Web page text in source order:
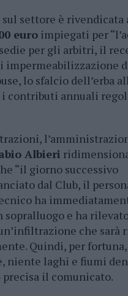
sul settore è rivendicata
euroimpiegati per
per gli arbitri, il
impermeabilizzazione
lo sfalcio dell’erba
i contributi annuali
Albieri
“il giorno successivo
dal Club, il
ha
sopralluogo e ha
che sarà
Quindi, per
niente laghi e fiumi
precisa il comunicato.